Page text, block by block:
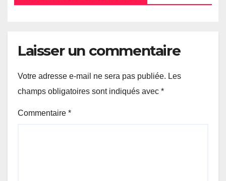
Laisser un commentaire
Votre adresse e-mail ne sera pas publiée. Les
champs obligatoires sont indiqués avec *
Commentaire *